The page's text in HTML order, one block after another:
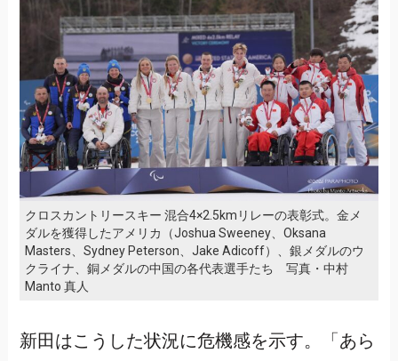
クロスカントリースキー 混合4×2.5kmリレーの表彰式。金メ
ダルを獲得したアメリカ（Joshua Sweeney、Oksana
Masters、Sydney Peterson、Jake Adicoff）、銀メダルのウ
クライナ、銅メダルの中国の各代表選手たち 写真・中村
Manto 真人
新田はこうした状況に危機感を示す。「あら